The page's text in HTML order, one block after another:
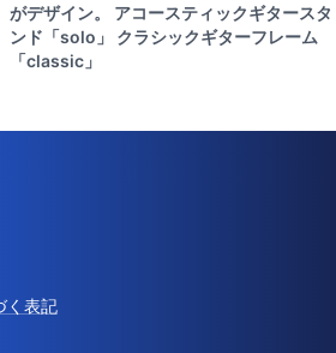
がデザイン。 アコースティックギタースタ
ンド「solo」 クラシックギターフレーム
「classic」
く表記